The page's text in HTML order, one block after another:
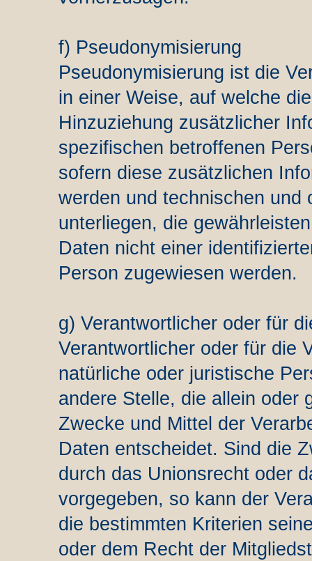
f) Pseudonymisierung
Pseudonymisierung ist die
in einer Weise, auf welche
Hinzuziehung zusätzlicher
spezifischen betroffenen
sofern diese zusätzlichen
werden und technischen und
unterliegen, die
Daten nicht einer
Person zugewiesen werden.
g) Verantwortlicher oder für
Verantwortlicher oder für die
natürliche oder juristische
andere Stelle, die allein oder
Zwecke und Mittel der
Daten entscheidet. Sind die
durch das Unionsrecht oder
vorgegeben, so kann der
die bestimmten Kriterien
oder dem Recht der